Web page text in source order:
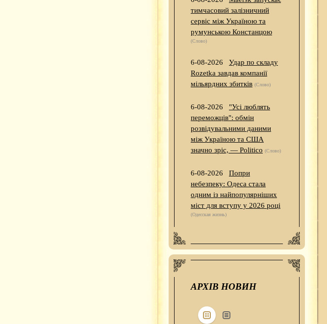
тимчасовий залізничний
сервіс між Україною та
румунською Констанцою
(Слово)
6-08-2026
Удар по складу
Rozetka завдав компанії
мільярдних збитків (Слово)
6-08-2026
"Усі люблять
переможців": обмін
розвідувальними даними
між Україною та США
значно зріс, — Politico (Слово)
6-08-2026
Попри
небезпеку: Одеса стала
одним із найпопулярніших
міст для вступу у 2026 році
(Одесская жизнь)
АРХІВ НОВИН